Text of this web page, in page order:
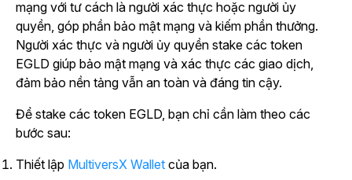
mạng với tư cách là người xác thực hoặc người ủy
quyền, góp phần bảo mật mạng và kiếm phần thưởng.
Người xác thực và người ủy quyền stake các token
EGLD giúp bảo mật mạng và xác thực các giao dịch,
đảm bảo nền tảng vẫn an toàn và đáng tin cậy.
Để stake các token EGLD, bạn chỉ cần làm theo các
bước sau:
Thiết lập MultiversX Wallet của bạn.